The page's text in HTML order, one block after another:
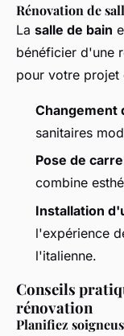
Rénovation de
La salle de bain
bénéficier d'une
pour votre projet
Changement
sanitaires
Pose de
combine
Installation
l'expérience
l'italienne.
Conseils
rénovation
Planifiez